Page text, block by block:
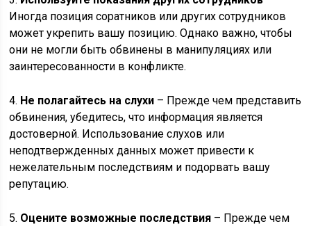
Иногда позиция соратников или других сотрудников
может укрепить вашу позицию. Однако важно, чтобы
они не могли быть обвинены в манипуляциях или
заинтересованности в конфликте.
4. Не полагайтесь на слухи – Прежде чем представить
обвинения, убедитесь, что информация является
достоверной. Использование слухов или
неподтвержденных данных может привести к
нежелательным последствиям и подорвать вашу
репутацию.
5. Оцените возможные последствия – Прежде чем